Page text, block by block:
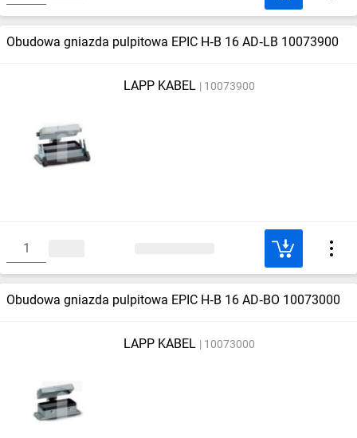
Obudowa gniazda pulpitowa EPIC H‑B 16 AD‑LB 10073900
LAPP KABEL 10073900
Obudowa gniazda pulpitowa EPIC H‑B 16 AD‑BO 10073000
LAPP KABEL 10073000